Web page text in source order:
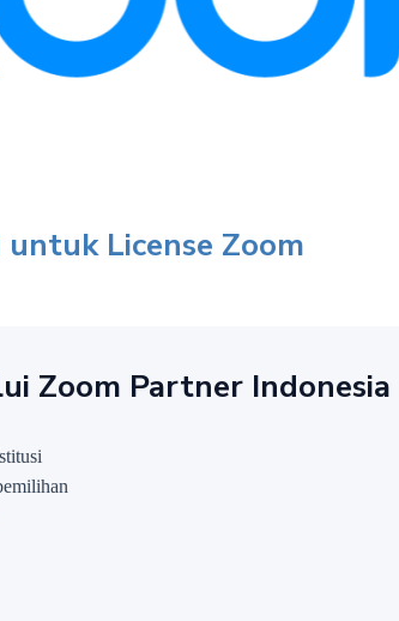
License Zoom
Zoom Partner Indonesia